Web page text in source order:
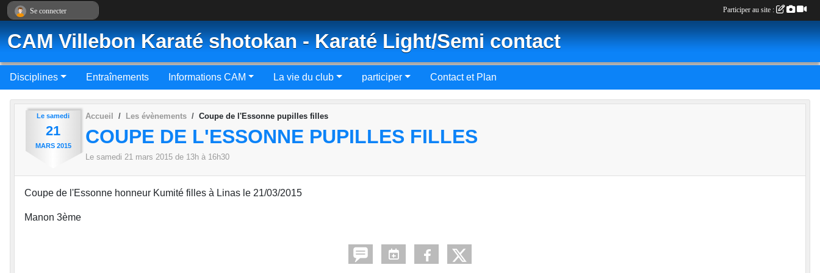
CAM Villebon Karaté shotokan - Karaté Light/Semi contact
Disciplines Entraînements Informations CAM La vie du club participer Contact et Plan
Le samedi
21
MARS 2015
Accueil Les évènements Coupe de l'Essonne pupilles filles
COUPE DE L'ESSONNE PUPILLES FILLES
Le samedi 21 mars 2015 de 13h à 16h30
Coupe de l'Essonne honneur Kumité filles à Linas le 21/03/2015
Manon 3ème
Se connecter Participer au site :
Panneau de gestion des cookies